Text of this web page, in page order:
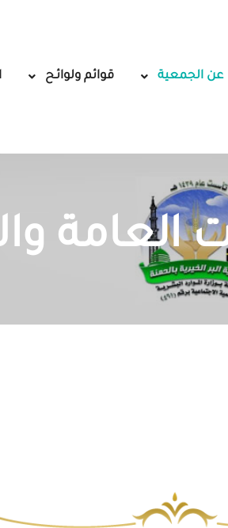
عن الجمعية قوائم ولوائـح
العامة